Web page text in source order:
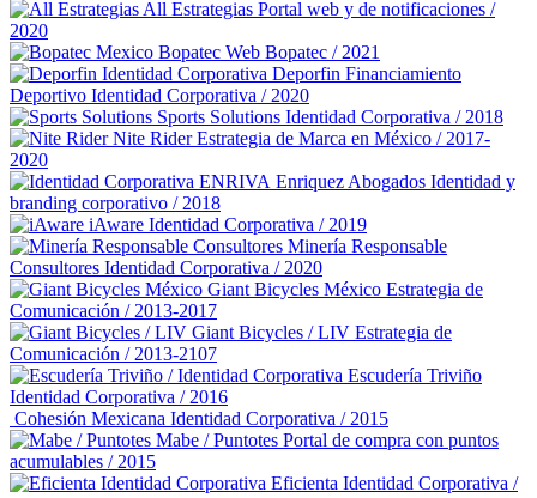
All Estrategias Portal web y de notificaciones /
2020
Bopatec Web Bopatec / 2021
Deporfin Financiamiento
Deportivo Identidad Corporativa / 2020
Sports Solutions Identidad Corporativa / 2018
Nite Rider Estrategia de Marca en México / 2017-
2020
Enriquez Abogados Identidad y
branding corporativo / 2018
iAware Identidad Corporativa / 2019
Minería Responsable
Consultores Identidad Corporativa / 2020
Giant Bicycles México Estrategia de
Comunicación / 2013-2017
Giant Bicycles / LIV Estrategia de
Comunicación / 2013-2107
Escudería Triviño
Identidad Corporativa / 2016
Cohesión Mexicana Identidad Corporativa / 2015
Mabe / Puntotes Portal de compra con puntos
acumulables / 2015
Eficienta Identidad Corporativa /